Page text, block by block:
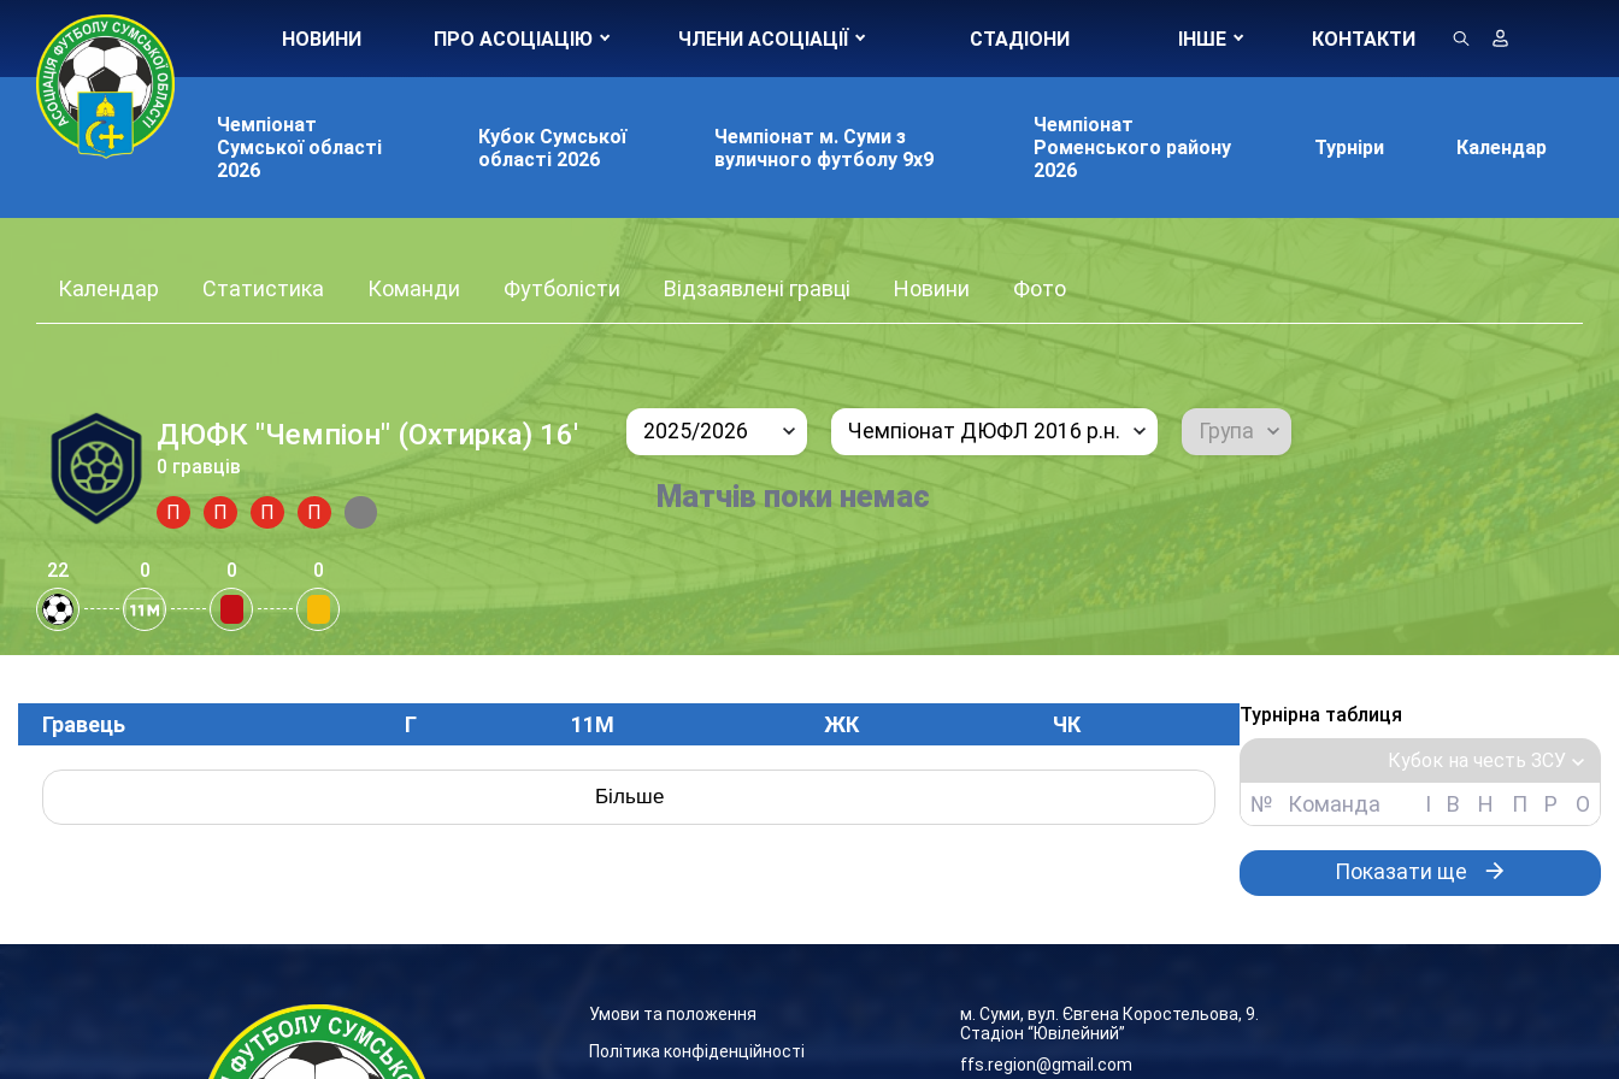
НОВИНИ ПРО АСОЦІАЦІЮ ЧЛЕНИ АСОЦІАЦІЇ СТАДІОНИ ІНШЕ КОНТАКТИ
Чемпіонат
Сумської області
2026
Кубок Сумської
області 2026
Чемпіонат м. Суми з
вуличного футболу 9х9
Чемпіонат
Роменського району
2026
Турніри Календар
Календар Статистика Команди Футболісти Відзаявлені гравці Новини Фото
ДЮФК "Чемпіон" (Охтирка) 16'
0 гравців
П П П П
22 0 0 0
2025/2026 Чемпіонат ДЮФЛ 2016 р.н. Група
Матчів поки немає
Гравець Г 11M ЖК ЧК
Більше
Турнірна таблиця
Кубок на честь ЗСУ
№ Команда І В Н П Р О
Показати ще
Умови та положення
Політика конфіденційності
м. Суми, вул. Євгена Коростельова, 9.
Стадіон “Ювілейний”
ffs.region@gmail.com